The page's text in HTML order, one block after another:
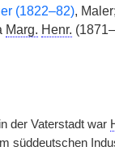
(1822–82), Maler;
Marg. Henr.
der Vaterstadt war
süddeutschen